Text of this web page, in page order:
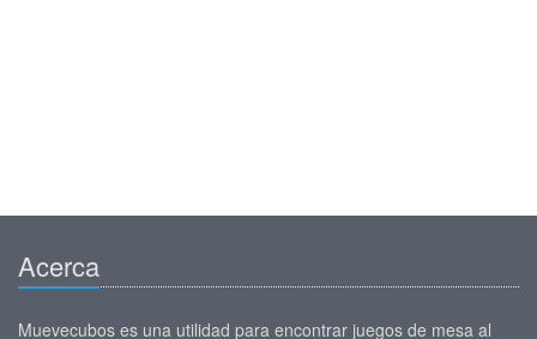
Acerca
Muevecubos es una utilidad para encontrar juegos de mesa al